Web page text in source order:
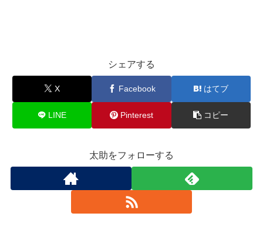
シェアする
X Facebook はてブ
LINE Pinterest コピー
太助をフォローする